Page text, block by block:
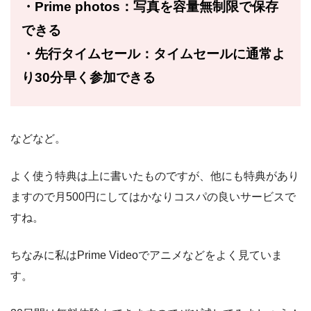
・Prime photos：写真を容量無制限で保存
できる
・先行タイムセール：タイムセールに通常よ
り30分早く参加できる
などなど。
よく使う特典は上に書いたものですが、他にも特典があり
ますので月500円にしてはかなりコスパの良いサービスで
すね。
ちなみに私はPrime Videoでアニメなどをよく見ていま
す。